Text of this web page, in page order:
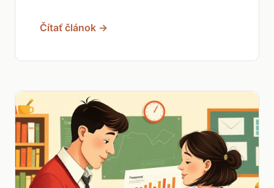
Čítať článok →